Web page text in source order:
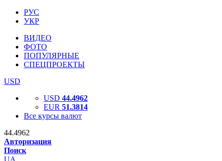
РУС
УКР
ВИДЕО
ФОТО
ПОПУЛЯРНЫЕ
СПЕЦПРОЕКТЫ
USD
USD 44.4962
EUR 51.3814
Все курсы валют
44.4962
Авторизация
Поиск
UA